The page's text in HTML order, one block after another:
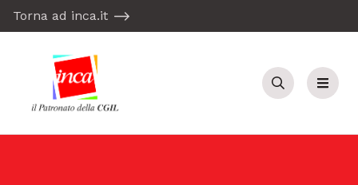
Torna ad inca.it
Cerca Menu